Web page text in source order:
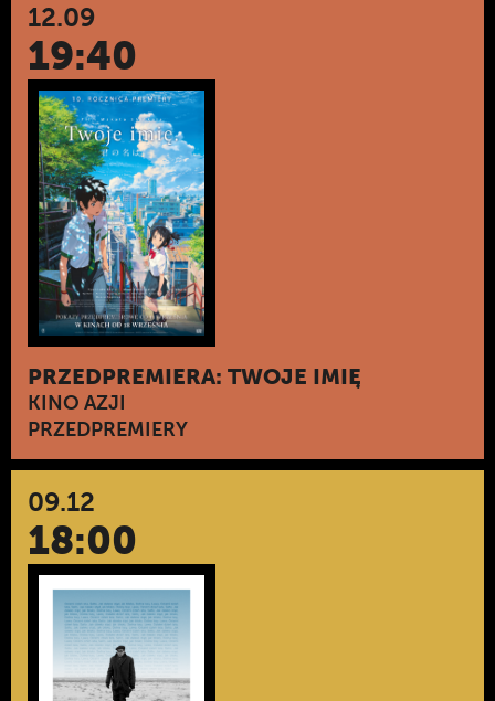
12.09
19:40
PRZEDPREMIERA: TWOJE IMIĘ
KINO AZJI
PRZEDPREMIERY
09.12
18:00